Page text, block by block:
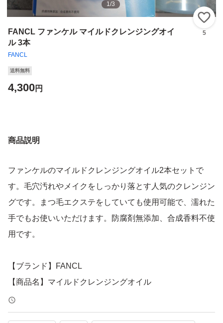
1/3
FANCL ファンケル マイルドクレンジングオイ
ル 3本
FANCL
5
送料無料
4,300円
商品説明
ファンケルのマイルドクレンジングオイル2本セットで
す。毛穴汚れやメイクをしっかり落とす人気のクレンジン
グです。まつ毛エクステをしていても使用可能で、濡れた
手でもお使いいただけます。防腐剤無添加、合成香料不使
用です。
【ブランド】FANCL
【商品名】マイルドクレンジングオイル
【状態】未使用
【セット内容】3本